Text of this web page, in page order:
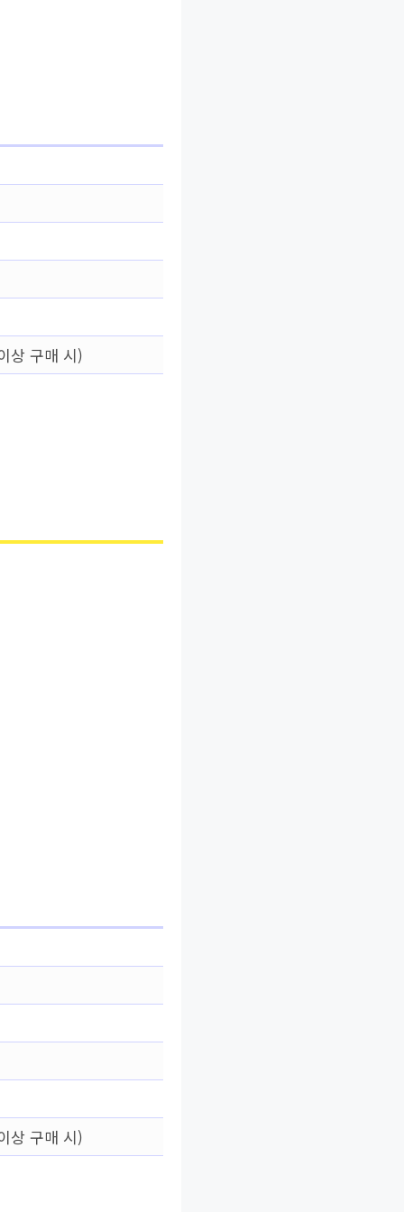
상 구매 시)
상 구매 시)